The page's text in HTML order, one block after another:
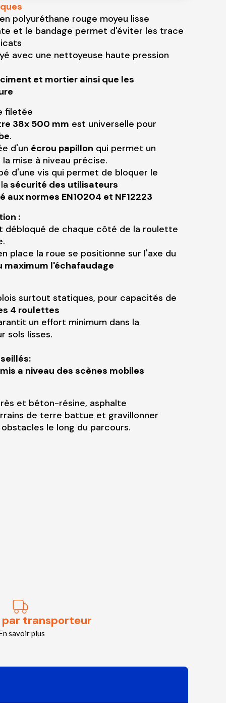
polyuréthane rouge moyeu lisse
et le bandage permet d'éviter les trace
avec une nettoyeuse haute pression
et mortier ainsi que les
filetée
38x 500 mm est universelle pour
.
d'un écrou papillon qui permet un
mise à niveau précise.
d'une vis qui permet de bloquer le
sécurité des utilisateurs
normes EN10204 et NF12223
:
débloqué de chaque côté de la roulette
place la roue se positionne sur l'axe du
maximum l'échafaudage
surtout statiques, pour capacités de
4 roulettes
un effort minimum dans la
sols lisses.
mis a niveau des scènes mobiles
et béton-résine, asphalte
de terre battue et gravillonner
le long du parcours.
par transporteur
savoir plus